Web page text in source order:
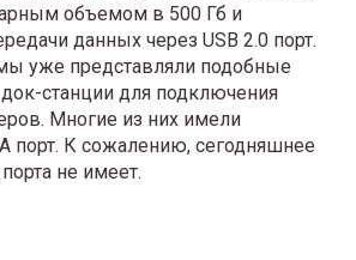
объемом в 500 Гб и
данных через USB 2.0 порт.
уже представляли подобные
станции для подключения
Многие из них имели
порт. К сожалению, сегодняшнее
не имеет.